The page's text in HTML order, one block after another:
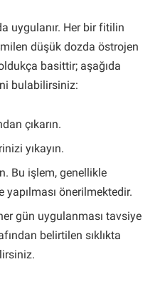
uygulanır. Her bir fitilin
düşük dozda östrojen
basittir; aşağıda
bulabilirsiniz:
çıkarın.
yıkayın.
Bu işlem, genellikle
önerilmektedir.
gün uygulanması tavsiye
belirtilen sıklıkta